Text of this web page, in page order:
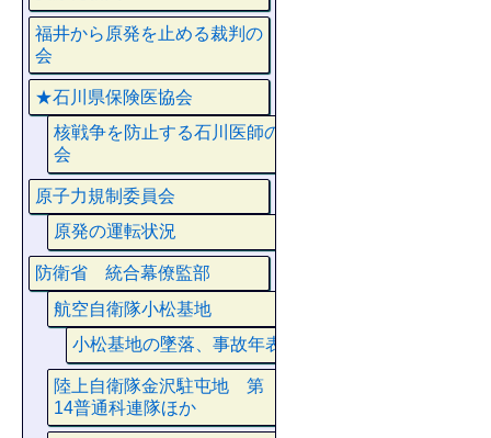
福井から原発を止める裁判の
会
★石川県保険医協会
核戦争を防止する石川医師の
会
原子力規制委員会
原発の運転状況
防衛省 統合幕僚監部
航空自衛隊小松基地
小松基地の墜落、事故年表
陸上自衛隊金沢駐屯地 第
14普通科連隊ほか